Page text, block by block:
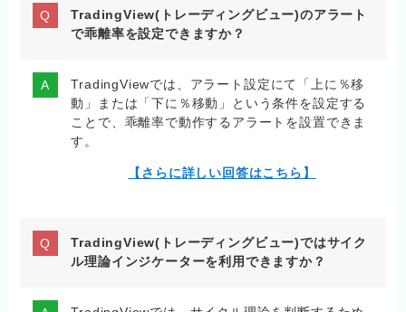
TradingView(トレーディングビュー)のアラート
で乖離率を設定できますか？
TradingViewでは、アラート設定にて「上に％移
動」または「下に％移動」という条件を設定する
ことで、乖離率で動作するアラートを設置できま
す。
【さらに詳しい回答はこちら】
TradingView(トレーディングビュー)ではサイク
ル理論インジケーターを利用できますか？